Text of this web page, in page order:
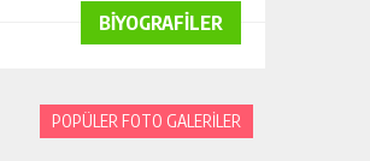
BİYOGRAFİLER
POPÜLER FOTO GALERİLER